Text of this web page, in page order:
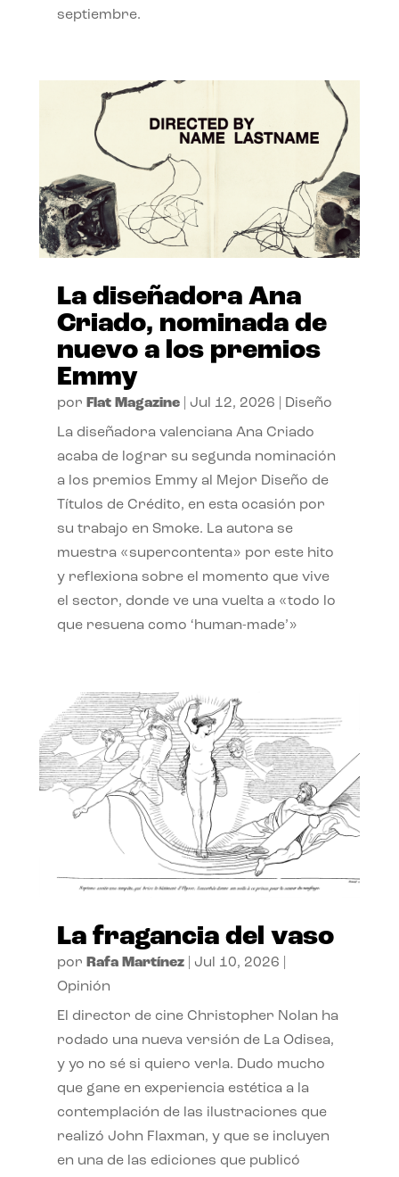
septiembre.
La diseñadora Ana
Criado, nominada de
nuevo a los premios
Emmy
por Flat Magazine| Jul 12, 2026 Diseño
La diseñadora valenciana Ana Criado
acaba de lograr su segunda nominación
a los premios Emmy al Mejor Diseño de
Títulos de Crédito, en esta ocasión por
su trabajo en Smoke. La autora se
muestra «supercontenta» por este hito
y reflexiona sobre el momento que vive
el sector, donde ve una vuelta a «todo lo
que resuena como ‘human-made’»
La fragancia del vaso
por Rafa Martínez| Jul 10, 2026
Opinión
El director de cine Christopher Nolan ha
rodado una nueva versión de La Odisea,
y yo no sé si quiero verla. Dudo mucho
que gane en experiencia estética a la
contemplación de las ilustraciones que
realizó John Flaxman, y que se incluyen
en una de las ediciones que publicó